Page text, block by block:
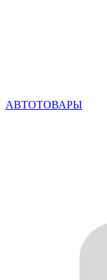
АВТОТОВАРЫ